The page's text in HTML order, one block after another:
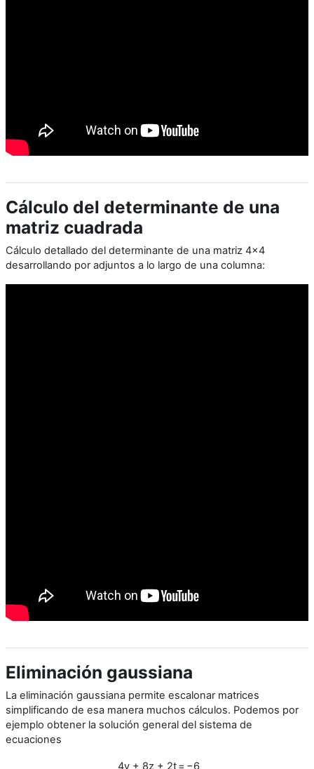
Cálculo del determinante de una
matriz cuadrada
Cálculo detallado del determinante de una matriz 4x4
desarrollando por adjuntos a lo largo de una columna:
Eliminación gaussiana
La eliminación gaussiana permite escalonar matrices
simplificando de esa manera muchos cálculos. Podemos por
ejemplo obtener la solución general del sistema de
ecuaciones
4y + 8z + 2t= −6